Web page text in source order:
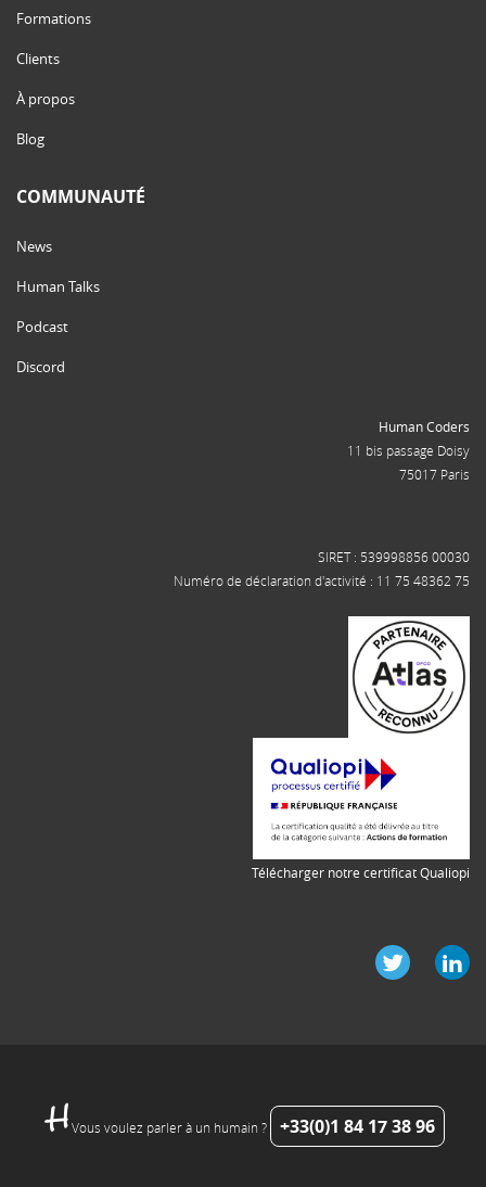
Formations
Clients
À propos
Blog
COMMUNAUTÉ
News
Human Talks
Podcast
Discord
Human Coders
11 bis passage Doisy
75017 Paris
SIRET : 539998856 00030
Numéro de déclaration d'activité : 11 75 48362 75
Télécharger notre certificat Qualiopi
Vous voulez parler à un humain ? +33(0)1 84 17 38 96